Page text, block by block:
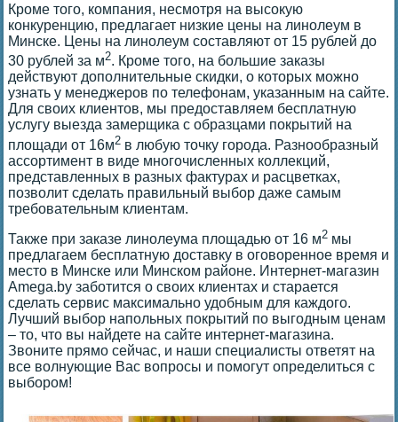
Кроме того, компания, несмотря на высокую
конкуренцию, предлагает низкие цены на линолеум в
Минске. Цены на линолеум составляют от 15 рублей до
30 рублей за м2. Кроме того, на большие заказы
действуют дополнительные скидки, о которых можно
узнать у менеджеров по телефонам, указанным на сайте.
Для своих клиентов, мы предоставляем бесплатную
услугу выезда замерщика с образцами покрытий на
площади от 16м2 в любую точку города. Разнообразный
ассортимент в виде многочисленных коллекций,
представленных в разных фактурах и расцветках,
позволит сделать правильный выбор даже самым
требовательным клиентам.
Также при заказе линолеума площадью от 16 м2 мы
предлагаем бесплатную доставку в оговоренное время и
место в Минске или Минском районе. Интернет-магазин
Amega.by заботится о своих клиентах и старается
сделать сервис максимально удобным для каждого.
Лучший выбор напольных покрытий по выгодным ценам
– то, что вы найдете на сайте интернет-магазина.
Звоните прямо сейчас, и наши специалисты ответят на
все волнующие Вас вопросы и помогут определиться с
выбором!